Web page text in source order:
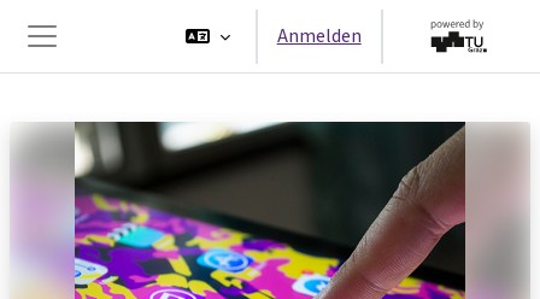
Website-Übersicht
Anmelden